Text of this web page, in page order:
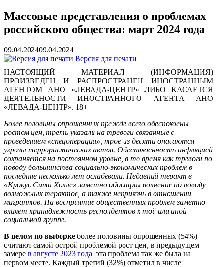
Массовые представления о проблемах
российского общества: март 2024 года
09.04.202409.04.2024
Версия для печати
НАСТОЯЩИЙ МАТЕРИАЛ (ИНФОРМАЦИЯ)
ПРОИЗВЕДЕН И РАСПРОСТРАНЕН ИНОСТРАННЫМ
АГЕНТОМ АНО «ЛЕВАДА-ЦЕНТР» ЛИБО КАСАЕТСЯ
ДЕЯТЕЛЬНОСТИ ИНОСТРАННОГО АГЕНТА АНО
«ЛЕВАДА-ЦЕНТР». 18+
Более половины опрошенных прежде всего обеспокоены
ростом цен, треть указали на тревоги связанные с
проведением «спецоперации», трое из десяти опасаются
угрозы террористических актов. Обеспокоенность инфляцией
сохраняется на постоянном уровне, в то время как тревоги по
поводу большинства социально-экономических проблем в
последние несколько лет ослабевали. Недавний теракт в
«Крокус Сити Холле» заметно обострил волнение по поводу
возможных терактов, а также неприязнь в отношении
мигрантов. На восприятие общественных проблем заметно
влияет принадлежность респондентов к той или иной
социальной группе.
В целом по выборке более половины опрошенных (54%)
считают самой острой проблемой рост цен, в предыдущем
замере в августе 2023 года, эта проблема так же была на
первом месте. Каждый третий (32%) отметил в числе